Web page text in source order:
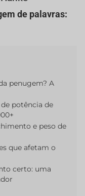
de palavras:
penugem? A
potência de
e peso de
que afetam o
certo: uma